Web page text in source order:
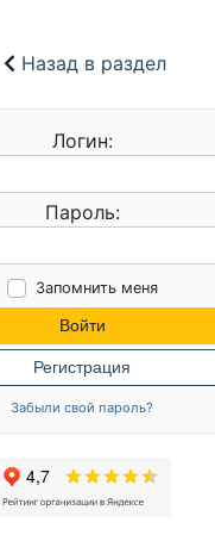
Назад в раздел
Логин:
Пароль:
Запомнить меня
Войти
Регистрация
Забыли свой пароль?